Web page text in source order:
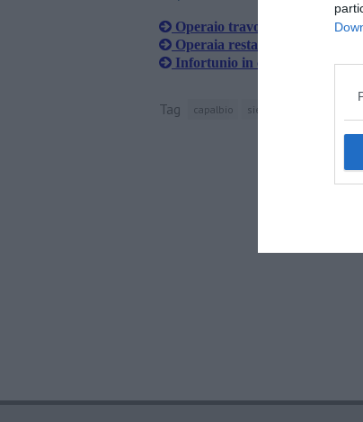
Operaio travolto da una
Operaia resta incastrata con la
Infortunio in cava, volo con
Tag capalbio siena